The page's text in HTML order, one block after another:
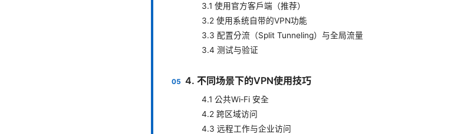
3.1 使用官方客户端（推荐）
3.2 使用系统自带的VPN功能
3.3 配置分流（Split Tunneling）与全局流量
3.4 测试与验证
4. 不同场景下的VPN使用技巧
4.1 公共Wi‑Fi 安全
4.2 跨区域访问
4.3 远程工作与企业访问